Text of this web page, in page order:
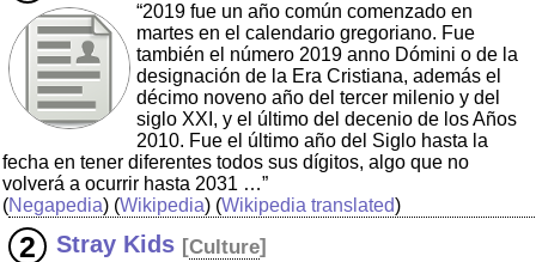
“2019 fue un año común comenzado en
martes en el calendario gregoriano. Fue
también el número 2019 anno Dómini o de la
designación de la Era Cristiana, además el
décimo noveno año del tercer milenio y del
siglo XXI, y el último del decenio de los Años
2010. Fue el último año del Siglo hasta la
fecha en tener diferentes todos sus dígitos, algo que no
volverá a ocurrir hasta 2031 …”
(Negapedia) (Wikipedia) (Wikipedia translated)
Stray Kids [Culture]